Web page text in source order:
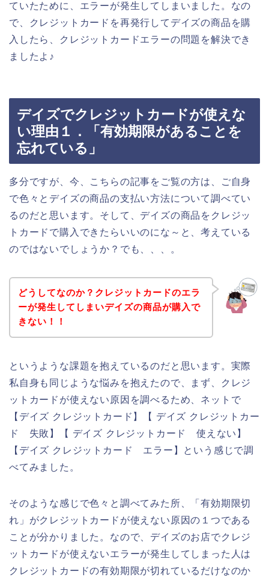
ていたために、エラーが発生してしまいました。なの
で、クレジットカードを再発行してデイズの商品を購
入したら、クレジットカードエラーの問題を解決でき
ましたよ♪
デイズでクレジットカードが使えな
い理由１．「有効期限があることを
忘れている」
多分ですが、今、こちらの記事をご覧の方は、ご自身
で色々とデイズの商品の支払い方法について調べてい
るのだと思います。そして、デイズの商品をクレジッ
トカードで購入できたらいいのにな～と、考えている
のではないでしょうか？でも、、、。
どうしてなのか？クレジットカードのエラ
ーが発生してしまいデイズの商品が購入で
きない！！
というような課題を抱えているのだと思います。実際
私自身も同じような悩みを抱えたので、まず、クレジ
ットカードが使えない原因を調べるため、ネットで
【デイズ クレジットカード】【 デイズ クレジットカー
ド 失敗】【 デイズ クレジットカード 使えない】
【デイズ クレジットカード エラー】という感じで調
べてみました。
そのような感じで色々と調べてみた所、「有効期限切
れ」がクレジットカードが使えない原因の１つである
ことが分かりました。なので、デイズのお店でクレジ
ットカードが使えないエラーが発生してしまった人は
クレジットカードの有効期限が切れているだけなのか